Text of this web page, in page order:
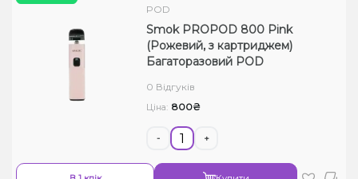
POD
Smok PROPOD 800 Pink
(Рожевий, з картриджем)
Багаторазовий POD
0 Відгуків
Ціна: 800₴
- +